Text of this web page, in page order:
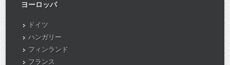
ヨーロッパ
ドイツ
ハンガリー
フィンランド
フランス